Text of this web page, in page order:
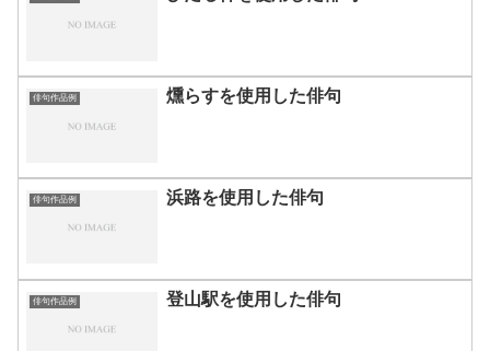
俳句作品例 燻らすを使用した俳句
俳句作品例 浜路を使用した俳句
俳句作品例 登山駅を使用した俳句